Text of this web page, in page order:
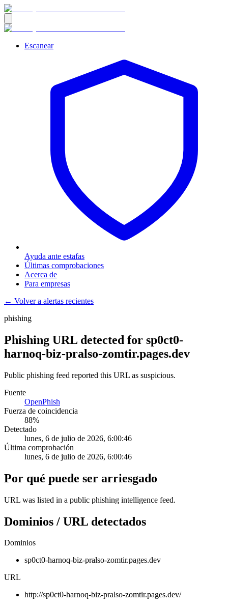
Escanear
Ayuda ante estafas
Últimas comprobaciones
Acerca de
Para empresas
← Volver a alertas recientes
phishing
Phishing URL detected for sp0ct0-
harnoq-biz-pralso-zomtir.pages.dev
Public phishing feed reported this URL as suspicious.
Fuente
OpenPhish
Fuerza de coincidencia
88%
Detectado
lunes, 6 de julio de 2026, 6:00:46
Última comprobación
lunes, 6 de julio de 2026, 6:00:46
Por qué puede ser arriesgado
URL was listed in a public phishing intelligence feed.
Dominios / URL detectados
Dominios
sp0ct0-harnoq-biz-pralso-zomtir.pages.dev
URL
http://sp0ct0-harnoq-biz-pralso-zomtir.pages.dev/